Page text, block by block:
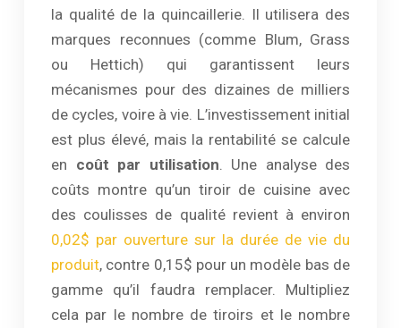
la qualité de la quincaillerie. Il utilisera des
marques reconnues (comme Blum, Grass
ou Hettich) qui garantissent leurs
mécanismes pour des dizaines de milliers
de cycles, voire à vie. L’investissement initial
est plus élevé, mais la rentabilité se calcule
en coût par utilisation. Une analyse des
coûts montre qu’un tiroir de cuisine avec
des coulisses de qualité revient à environ
0,02$ par ouverture sur la durée de vie du
produit, contre 0,15$ pour un modèle bas de
gamme qu’il faudra remplacer. Multipliez
cela par le nombre de tiroirs et le nombre